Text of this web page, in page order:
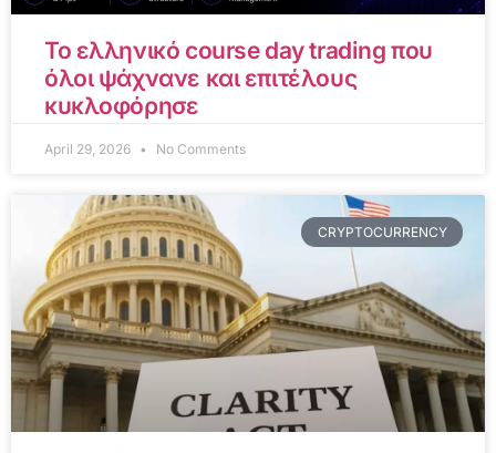
Το ελληνικό course day trading που
όλοι ψάχνανε και επιτέλους
κυκλοφόρησε
April 29, 2026 No Comments
CRYPTOCURRENCY